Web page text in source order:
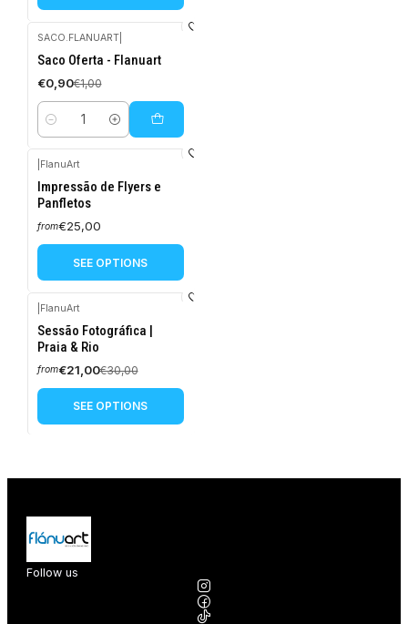
-10%
OFF
SACO.FLANUART|
Saco Oferta - Flanuart
€0,90€1,00
Quantity
FlanuArt
Impressão de Flyers e
Panfletos
from€25,00
SEE OPTIONS
-30%
OFF
FlanuArt
Sessão Fotográfica |
Praia & Rio
from€21,00€30,00
SEE OPTIONS
Follow us